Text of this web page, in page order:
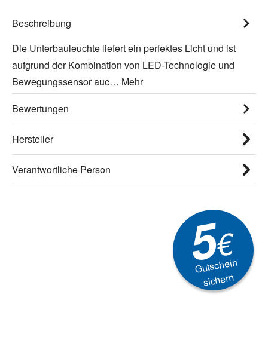
Beschreibung
Die Unterbauleuchte liefert ein perfektes Licht und ist
aufgrund der Kombination von LED-Technologie und
Bewegungssensor auc… Mehr
Bewertungen
Hersteller
Verantwortliche Person
5€
Gutschein
sichern